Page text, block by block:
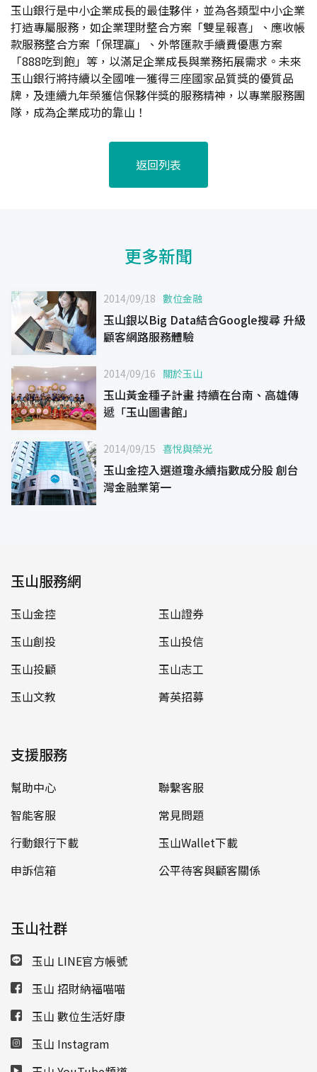
玉山銀行是中小企業成長的最佳夥伴，並為各類型中小企業
打造專屬服務，如企業理財整合方案「雙星報喜」、應收帳
款服務整合方案「保理贏」、外幣匯款手續費優惠方案
「888吃到飽」等，以滿足企業成長與業務拓展需求。未來
玉山銀行將持續以全國唯一獲得三座國家品質獎的優質品
牌，及連續九年榮獲信保夥伴獎的服務精神，以專業服務團
隊，成為企業成功的靠山！
返回列表
更多新聞
2014/09/18 數位金融
玉山銀以Big Data結合Google搜尋 升級
顧客網路服務體驗
2014/09/16 關於玉山
玉山黃金種子計畫 持續在台南、高雄傳
遞「玉山圖書館」
2014/09/15 喜悅與榮光
玉山金控入選道瓊永續指數成分股 創台
灣金融業第一
玉山服務網
玉山金控
玉山證券
玉山創投
玉山投信
玉山投顧
玉山志工
玉山文教
菁英招募
支援服務
幫助中心
聯繫客服
智能客服
常見問題
行動銀行下載
玉山Wallet下載
申訴信箱
公平待客與顧客關係
玉山社群
玉山 LINE官方帳號
玉山 招財納福喵喵
玉山 數位生活好康
玉山 Instagram